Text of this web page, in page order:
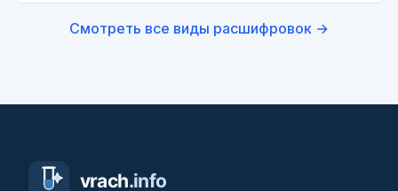
Смотреть все виды расшифровок →